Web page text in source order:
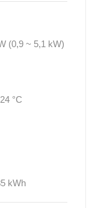
(0,9 ~ 5,1 kW)
°C
kWh